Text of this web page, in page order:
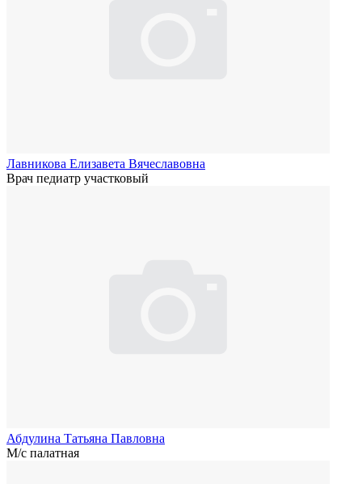
Лавникова Елизавета Вячеславовна
Врач педиатр участковый
Абдулина Татьяна Павловна
М/с палатная